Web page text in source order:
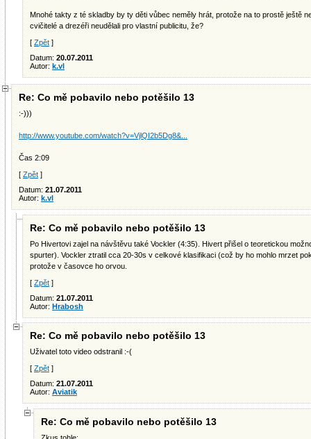
Mnohé takty z té skladby by ty děti vůbec neměly hrát, protože na to prostě ještě
cvičitelé a drezéři neudělali pro vlastní publicitu, že?
[ Zpět ]
Datum: 20.07.2011
Autor: k.vl
Re: Co mě pobavilo nebo potěšilo 13
:-)))
http://www.youtube.com/watch?v=VjlQI2b5Dg8&...
Čas 2:09
[ Zpět ]
Datum: 21.07.2011
Autor: k.vl
Re: Co mě pobavilo nebo potěšilo 13
Po Hivertovi zajel na návštěvu také Vockler (4:35). Hivert přišel o teoretickou
spurter). Vockler ztratil cca 20-30s v celkové klasifikaci (což by ho mohlo mrzet
protože v časovce ho orvou.
[ Zpět ]
Datum: 21.07.2011
Autor: Hrabosh
Re: Co mě pobavilo nebo potěšilo 13
Uživatel toto video odstranil :-(
[ Zpět ]
Datum: 21.07.2011
Autor: Aviatik
Re: Co mě pobavilo nebo potěšilo 13